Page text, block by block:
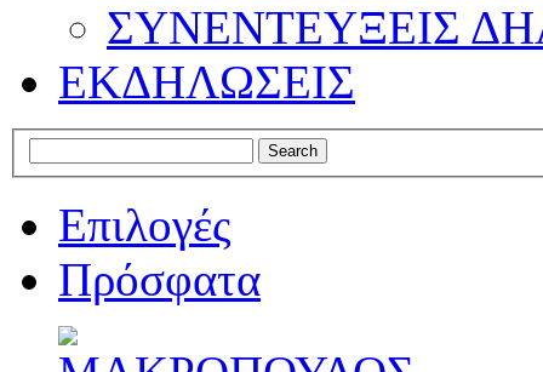
ΣΥΝΕΝΤΕΥΞΕΙΣ
ΕΚΔΗΛΩΣΕΙΣ
Επιλογές
Πρόσφατα